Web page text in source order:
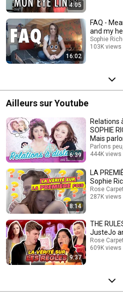
4:05
16:02
FAQ -
and my
Sophie
103K views
Ailleurs sur Youtube
6:39
Relations
SOPHIE
Mais
Parlons
444K views
8:14
LA
Sophie
Rose Carpet
287K views
9:37
THE
JusteJo
Rose Carpet
609K views